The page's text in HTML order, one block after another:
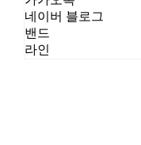
네이버 블로그
밴드
라인